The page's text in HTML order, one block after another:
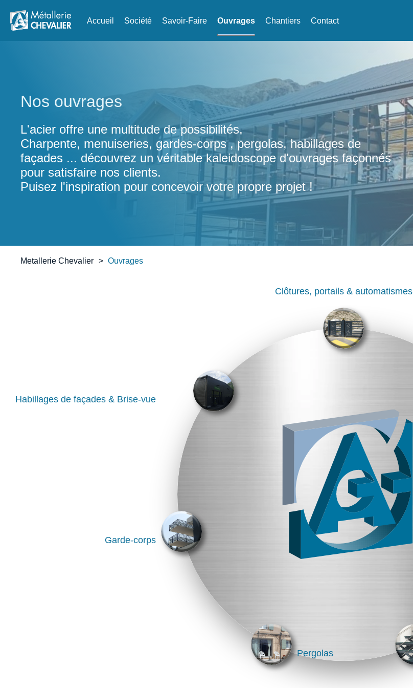
Accueil Société Savoir-Faire Ouvrages Chantiers Contact
Nos ouvrages
L'acier offre une multitude de possibilités,
Charpente, menuiseries, gardes-corps , pergolas, habillages de
façades ... découvrez un véritable kaleidoscope d'ouvrages façonnés
pour satisfaire nos clients.
Puisez l'inspiration pour concevoir votre propre projet !
Metallerie Chevalier Ouvrages
Clôtures, portails & automatismes
Pergolas
Garde-corps
Habillages de façades & Brise-vue